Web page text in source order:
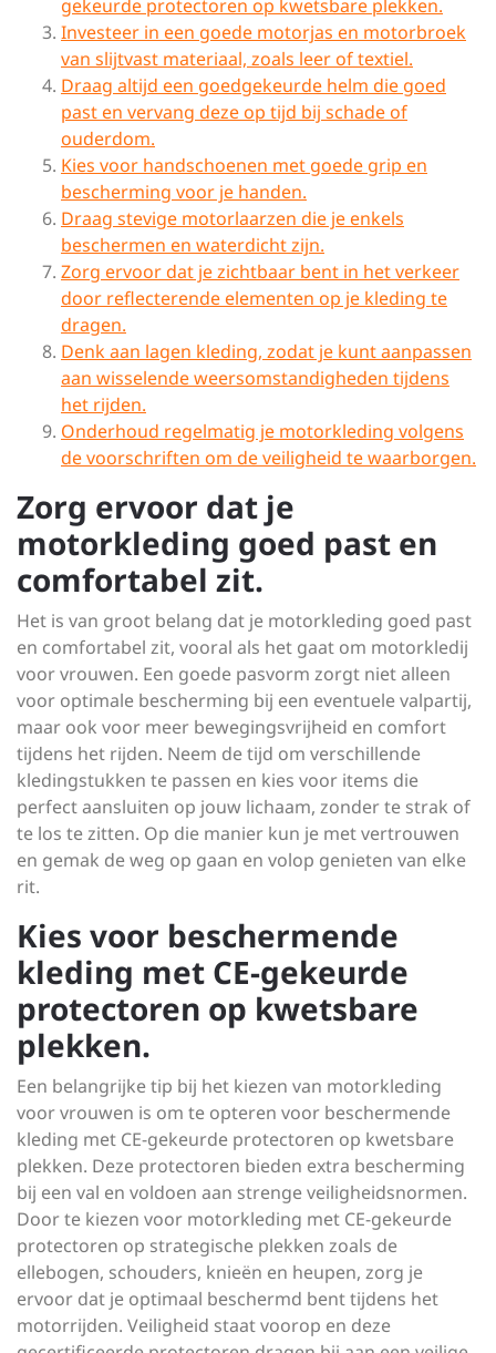
gekeurde protectoren op kwetsbare plekken.
Investeer in een goede motorjas en motorbroek
van slijtvast materiaal, zoals leer of textiel.
Draag altijd een goedgekeurde helm die goed
past en vervang deze op tijd bij schade of
ouderdom.
Kies voor handschoenen met goede grip en
bescherming voor je handen.
Draag stevige motorlaarzen die je enkels
beschermen en waterdicht zijn.
Zorg ervoor dat je zichtbaar bent in het verkeer
door reflecterende elementen op je kleding te
dragen.
Denk aan lagen kleding, zodat je kunt aanpassen
aan wisselende weersomstandigheden tijdens
het rijden.
Onderhoud regelmatig je motorkleding volgens
de voorschriften om de veiligheid te waarborgen.
Zorg ervoor dat je
motorkleding goed past en
comfortabel zit.
Het is van groot belang dat je motorkleding goed past
en comfortabel zit, vooral als het gaat om motorkledij
voor vrouwen. Een goede pasvorm zorgt niet alleen
voor optimale bescherming bij een eventuele valpartij,
maar ook voor meer bewegingsvrijheid en comfort
tijdens het rijden. Neem de tijd om verschillende
kledingstukken te passen en kies voor items die
perfect aansluiten op jouw lichaam, zonder te strak of
te los te zitten. Op die manier kun je met vertrouwen
en gemak de weg op gaan en volop genieten van elke
rit.
Kies voor beschermende
kleding met CE-gekeurde
protectoren op kwetsbare
plekken.
Een belangrijke tip bij het kiezen van motorkleding
voor vrouwen is om te opteren voor beschermende
kleding met CE-gekeurde protectoren op kwetsbare
plekken. Deze protectoren bieden extra bescherming
bij een val en voldoen aan strenge veiligheidsnormen.
Door te kiezen voor motorkleding met CE-gekeurde
protectoren op strategische plekken zoals de
ellebogen, schouders, knieën en heupen, zorg je
ervoor dat je optimaal beschermd bent tijdens het
motorrijden. Veiligheid staat voorop en deze